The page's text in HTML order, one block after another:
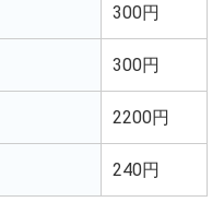
300円
300円
2200円
240円